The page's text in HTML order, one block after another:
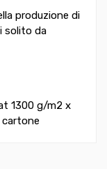
produzione di
solito da
1300 g/m2 x